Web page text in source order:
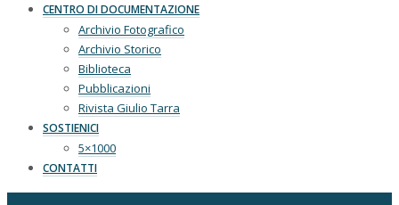
CENTRO DI DOCUMENTAZIONE
Archivio Fotografico
Archivio Storico
Biblioteca
Pubblicazioni
Rivista Giulio Tarra
SOSTIENICI
5×1000
CONTATTI